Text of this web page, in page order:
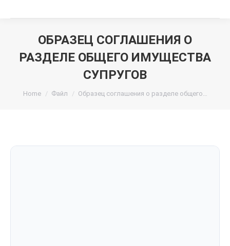
ОБРАЗЕЦ СОГЛАШЕНИЯ О
РАЗДЕЛЕ ОБЩЕГО ИМУЩЕСТВА
СУПРУГОВ
You are here:
Home Файл Образец соглашения о разделе общего…